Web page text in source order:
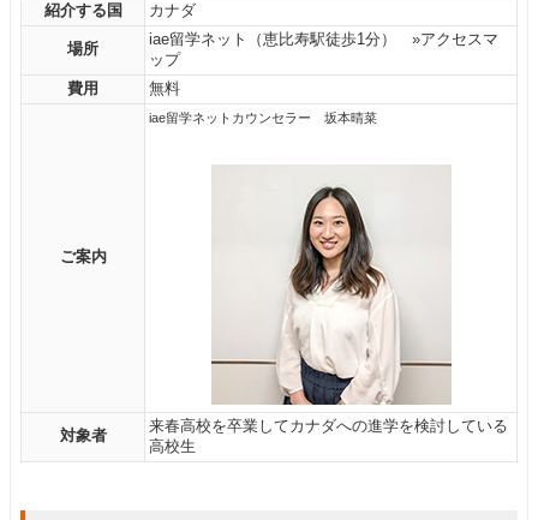
紹介する国 カナダ
場所
iae留学ネット（恵比寿駅徒歩1分） »アクセスマ
ップ
費用
無料
ご案内
iae留学ネットカウンセラー 坂本晴菜
対象者
来春高校を卒業してカナダへの進学を検討している
高校生